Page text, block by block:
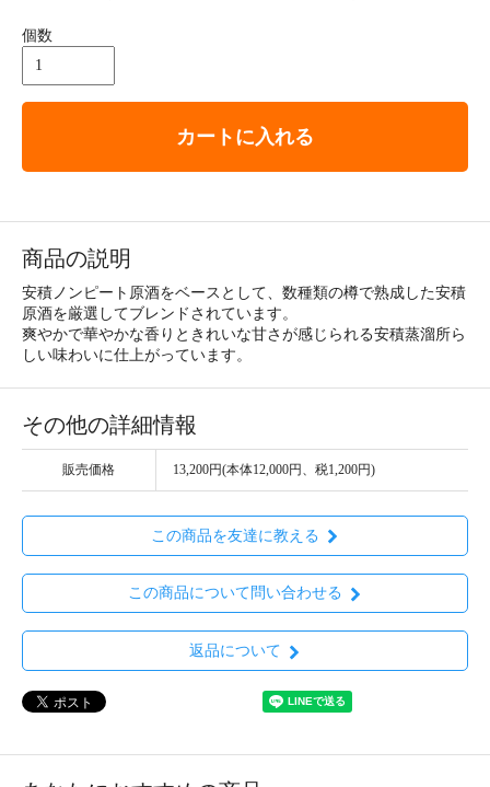
個数
カートに入れる
商品の説明
安積ノンピート原酒をベースとして、数種類の樽で熟成した安積
原酒を厳選してブレンドされています。
爽やかで華やかな香りときれいな甘さが感じられる安積蒸溜所ら
しい味わいに仕上がっています。
その他の詳細情報
販売価格 13,200円(本体12,000円、税1,200円)
この商品を友達に教える
この商品について問い合わせる
返品について